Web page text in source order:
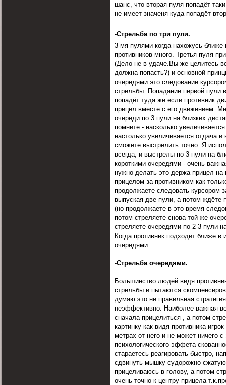
шанс, что вторая пуля попадёт
не имеет значеня куда попадёт
-Стрельба по три пули.
3-мя пулями когда нахожусь ближе
противников много. Третья пуля
(Дело не в удаче.Вы же целитесь
должна попасть?) и основной
очередями это следование
стрельбы. Попадание первой пули
попадёт туда же если противник
прицел вместе с его движением.
очереди по 3 пули на близких
помните - насколько
настолько увеличивается отдача
сможете выстрелить точно. Я
всегда, и выстрелы по 3 пули на
короткими очередями - очень
нужно делать это держа прицел на
прицелом за противником как
продолжаете следовать курсором
выпуская две пули, а потом ждёте
(но продолжаете в это время
потом стреляете снова той же
стреляете очередями по 2-3 пули
Когда противник подходит ближе в
очередями.
-Стрельба очередями.
Большинство людей видя
стрельбы и пытаются
думаю это не правильная
неэффективно. Наиболее важная
сначала прицелиться , а потом
картинку как видя противника
метрах от него и не может ничего
психологического эффета
стараетесь реагировать быстро,
сдвинуть мышку судорожно
прицеливаюсь в голову, а потом
очень точно к центру прицела